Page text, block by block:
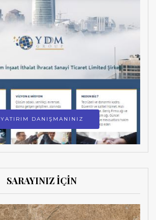
YATIRIM DANIŞMANINIZ
SARAYINIZ İÇİN